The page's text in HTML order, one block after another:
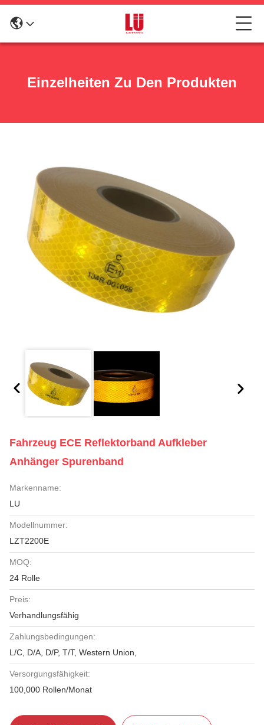
Einzelheiten Zu Den Produkten
Fahrzeug ECE Reflektorband Aufkleber
Anhänger Spurenband
Markenname:
LU
Modellnummer:
LZT2200E
MOQ:
24 Rolle
Preis:
Verhandlungsfähig
Zahlungsbedingungen:
L/C, D/A, D/P, T/T, Western Union,
Versorgungsfähigkeit:
100,000 Rollen/Monat